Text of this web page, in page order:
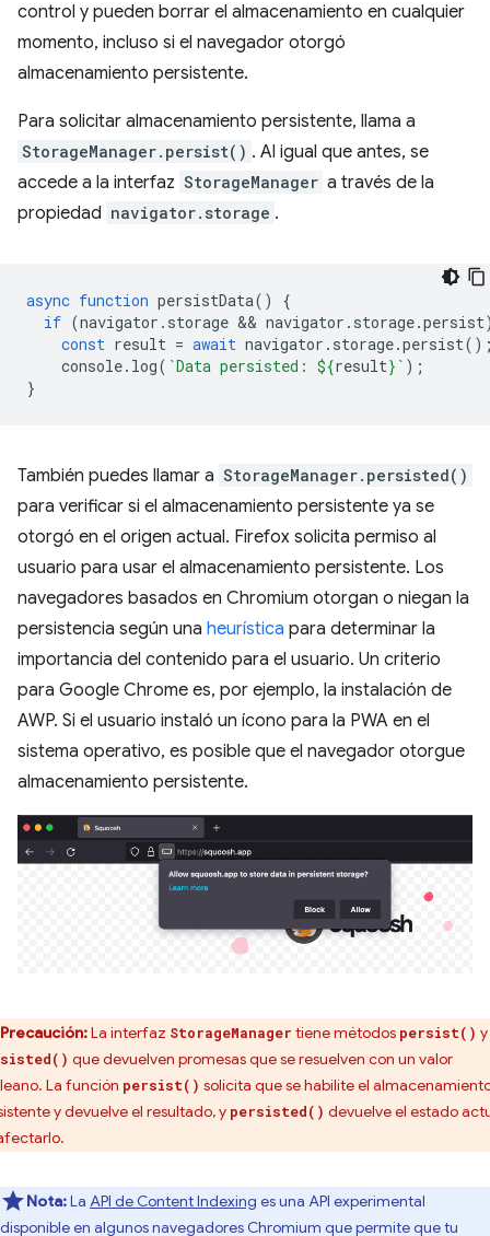
control y pueden borrar el almacenamiento en cualquier
momento, incluso si el navegador otorgó
almacenamiento persistente.
Para solicitar almacenamiento persistente, llama a
StorageManager.persist() . Al igual que antes, se
accede a la interfaz StorageManager a través de la
propiedad navigator.storage .
async function persistData()
{
if (navigator . storage && navigator . storage.persist
const result = await navigator . storage.persist
console. log( `Data persisted: ${result} ` );
}
También puedes llamar a StorageManager.persisted()
para verificar si el almacenamiento persistente ya se
otorgó en el origen actual. Firefox solicita permiso al
usuario para usar el almacenamiento persistente. Los
navegadores basados en Chromium otorgan o niegan la
persistencia según una heurística para determinar la
importancia del contenido para el usuario. Un criterio
para Google Chrome es, por ejemplo, la instalación de
AWP. Si el usuario instaló un ícono para la PWA en el
sistema operativo, es posible que el navegador otorgue
almacenamiento persistente.
Precaución:La interfaz StorageManager tiene métodos persist() y
que devuelven promesas que se resuelven con un valor
La función persist() solicita que se habilite el
y devuelve el resultado, y persisted() devuelve el estado
Nota:La API de Content Indexing es una API experimental
disponible en algunos navegadores Chromium que permite que tu